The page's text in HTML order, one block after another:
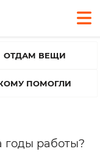
ОТДАМ ВЕЩИ
ПОМОГЛИ
годы работы?